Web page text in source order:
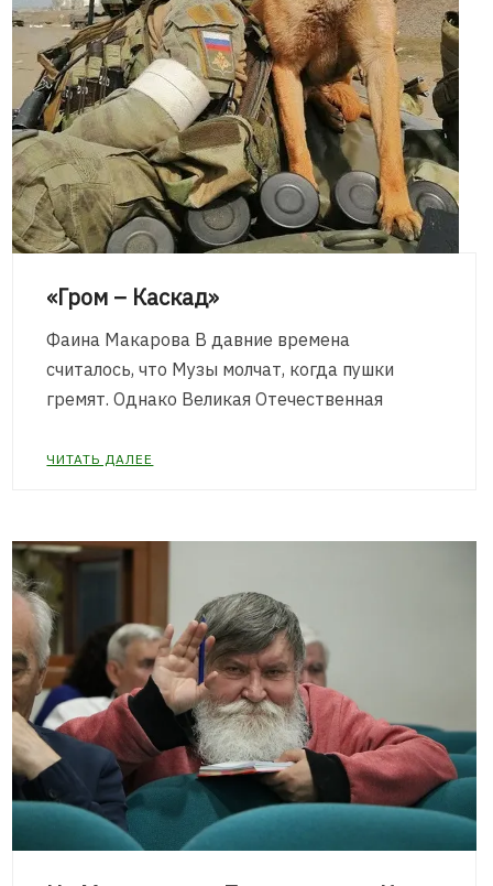
«Гром – Каскад»
Фаина Макарова В давние времена
считалось, что Музы молчат, когда пушки
гремят. Однако Великая Отечественная
ЧИТАТЬ ДАЛЕЕ